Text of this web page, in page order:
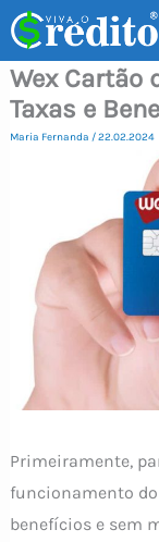
para
conteúdo
Wex Cartão
Taxas e
Maria Fernanda /22.02.2024
Primeiramente,
funcionamento do
benefícios e sem